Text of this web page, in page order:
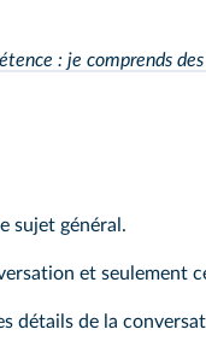
: je comprends
sujet général.
et seulement
détails de la